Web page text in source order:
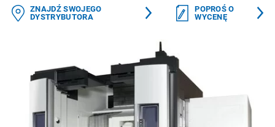
ZNAJDŹ SWOJEGO
DYSTRYBUTORA
POPROŚ O
WYCENĘ